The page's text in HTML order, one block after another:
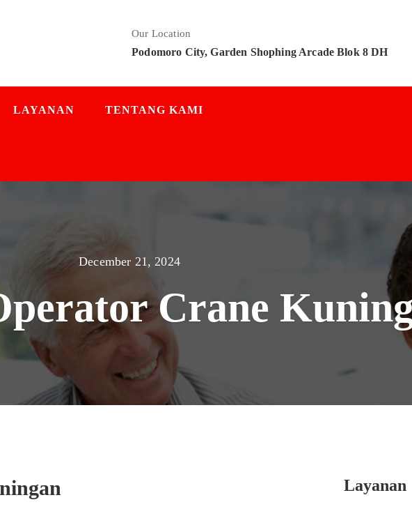
Our Location
Podomoro City, Garden Shophing Arcade Blok 8 DH
LAYANAN TENTANG KAMI
December 21, 2024
Crane
Layanan